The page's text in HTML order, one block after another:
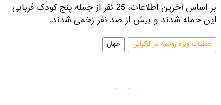
بر اساس آخرین اطلاعات، 25 نفر از جمله پنج کودک قربانی
این حمله شدند و بیش از صد نفر زخمی شدند.
عملیات ویژه روسیه در اوکراین جهان